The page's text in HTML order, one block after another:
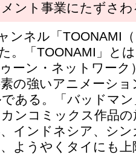
ント事業にたずさわ
ンネル「TOONAMI
。「TOONAMI」と
ーン・ネットワーク
の強いアニメーシ
ある。「バッドマ
ンコミックス作品
インドネシア、シ
ようやくタイにも